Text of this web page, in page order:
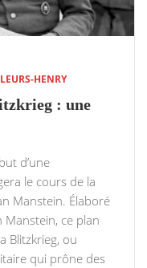
HENRY
: une
d’une
le cours de la
Manstein. Élaboré
Manstein, ce plan
Blitzkrieg, ou
qui prône des